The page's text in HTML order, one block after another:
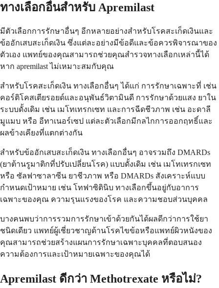
ทางเลือกอื่นสำหรับ Apremilast
มีตัวเลือกการรักษาอื่นๆ อีกหลายอย่างสำหรับโรคสะเก็ดเงินและ
ข้ออักเสบสะเก็ดเงิน ซึ่งแต่ละอย่างมีข้อดีและข้อควรพิจารณาของ
ตัวเอง แพทย์ของคุณสามารถช่วยคุณสำรวจทางเลือกเหล่านี้ได้
หาก apremilast ไม่เหมาะสมกับคุณ
สำหรับโรคสะเก็ดเงิน ทางเลือกอื่นๆ ได้แก่ การรักษาเฉพาะที่ เช่น
คอร์ติโคสเตียรอยด์และอนุพันธ์วิตามินดี การรักษาด้วยแสง ยาใน
ระบบดั้งเดิม เช่น เมโทเทรกเซท และการฉีดชีวภาพ เช่น อะดาลี
มูแมบ หรือ อีทาเนอร์เซป แต่ละตัวเลือกมีกลไกการออกฤทธิ์และ
ผลข้างเคียงที่แตกต่างกัน
สำหรับข้ออักเสบสะเก็ดเงิน ทางเลือกอื่นๆ อาจรวมถึง DMARDs
(ยาต้านรูมาติกที่ปรับเปลี่ยนโรค) แบบดั้งเดิม เช่น เมโทเทรกเซท
หรือ ซัลฟาซาลาซีน ยาชีวภาพ หรือ DMARDs สังเคราะห์แบบ
กำหนดเป้าหมาย เช่น โทฟาซิตินิบ ทางเลือกขึ้นอยู่กับอาการ
เฉพาะของคุณ ความรุนแรงของโรค และความชอบส่วนบุคคล
บางคนพบว่าการรวมการรักษาเข้าด้วยกันได้ผลดีกว่าการใช้ยา
ชนิดเดียว แพทย์ผู้เชี่ยวชาญด้านโรคไขข้อหรือแพทย์ผิวหนังของ
คุณสามารถช่วยสร้างแผนการรักษาเฉพาะบุคคลที่ตอบสนอง
ความต้องการและเป้าหมายเฉพาะของคุณได้
Apremilast ดีกว่า Methotrexate หรือไม่?